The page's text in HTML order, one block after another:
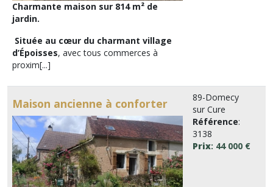
Charmante maison sur 814 m² de
jardin.
Située au cœur du charmant village
d’Époisses, avec tous commerces à
proxim[...]
Maison ancienne à conforter
89-Domecy
sur Cure
Référence:
3138
Prix: 44 000 €